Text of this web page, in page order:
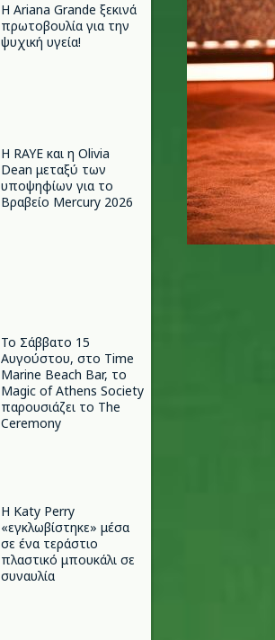
Η Ariana Grande ξεκινά
πρωτοβουλία για την
ψυχική υγεία!
Η RAYE και η Olivia
Dean μεταξύ των
υποψηφίων για το
Βραβείο Mercury 2026
Το Σάββατο 15
Αυγούστου, στο Time
Marine Beach Bar, το
Magic of Athens Society
παρουσιάζει το The
Ceremony
H Katy Perry
«εγκλωβίστηκε» μέσα
σε ένα τεράστιο
πλαστικό μπουκάλι σε
συναυλία